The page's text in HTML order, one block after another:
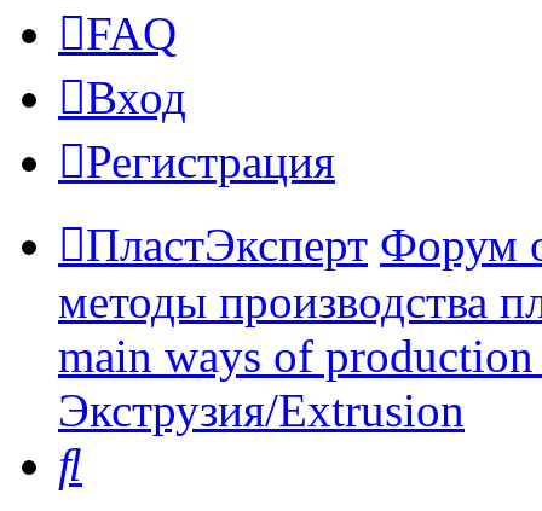
FAQ
Вход
Регистрация
ПластЭксперт Форум
методы производства
main ways of
Экструзия/Extrusion